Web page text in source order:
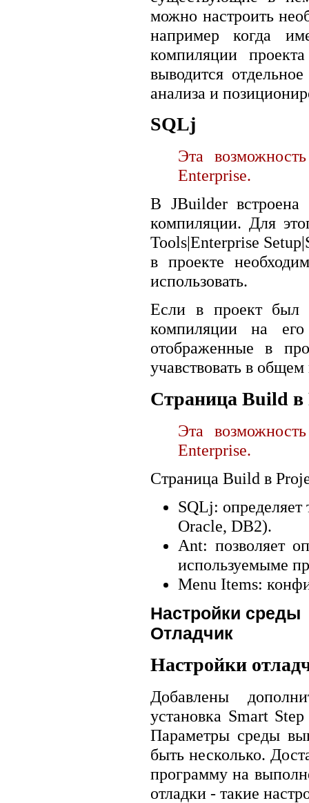
можно настроить
например когда
компиляции
выводится
анализа и
SQLj
Эта
Enterprise.
B JBuilder
компиляции. Для
Tools|Enterprise
в проекте
использовать.
Если в проект
компиляции на
отображенные в
учавствовать в
Страница Build в
Эта
Enterprise.
Страница Build в
SQLj: определяет
Oracle, DB2).
Ant: позволяет
используемыме
Menu Items:
Настройки среды
Отладчик
Настройки
Добавлены
установка Smart
Параметры среды
быть несколько.
программу на
отладки - такие